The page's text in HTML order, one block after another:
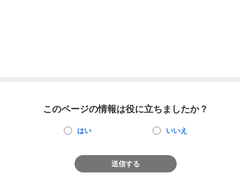
このページの情報は役に立ちましたか？
はい いいえ
送信する